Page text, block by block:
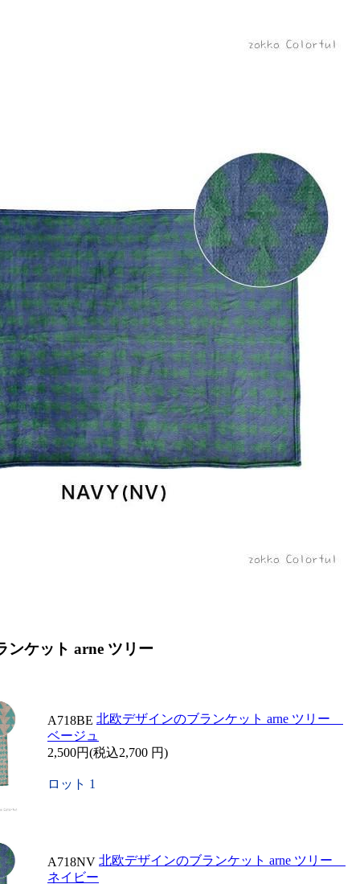
ンケット arne ツリー
A718BE 北欧デザインのブランケット arne ツリー
ベージュ
2,500円(税込2,700 円)
ロット 1
A718NV 北欧デザインのブランケット arne ツリー
ネイビー